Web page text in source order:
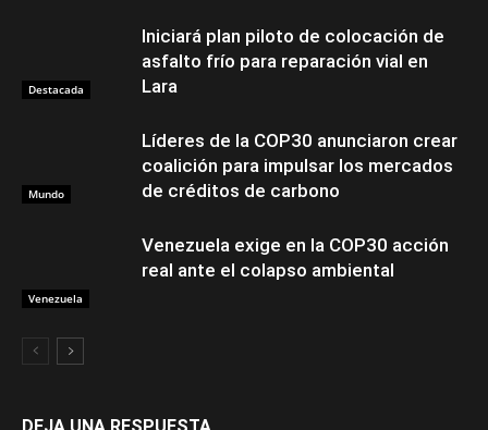
Destacada
Iniciará plan piloto de colocación de
asfalto frío para reparación vial en
Lara
Mundo
Líderes de la COP30 anunciaron crear
coalición para impulsar los mercados
de créditos de carbono
Venezuela
Venezuela exige en la COP30 acción
real ante el colapso ambiental